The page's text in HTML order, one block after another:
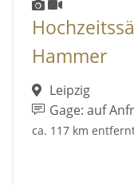
Hammer
Leipzig
Gage: auf
ca. 117 km